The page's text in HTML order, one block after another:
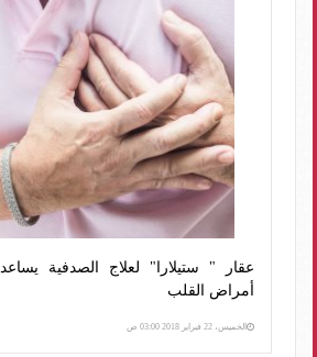
عقار " ستيلارا" لعلاج الصدفية
أمراض القلب
الخميس، 22 فبراير 2018 03:00 ص